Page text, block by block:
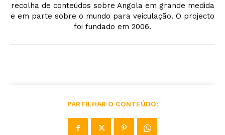
recolha de conteúdos sobre Angola em grande medida
e em parte sobre o mundo para veiculação. O projecto
foi fundado em 2006.
PARTILHAR O CONTEÚDO: